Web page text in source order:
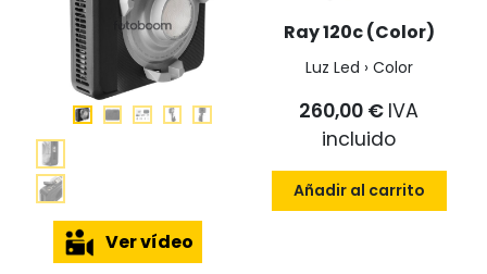
Ver vídeo
Ray 120c (Color)
Luz Led › Color
260,00 € IVA
incluido
Añadir al carrito